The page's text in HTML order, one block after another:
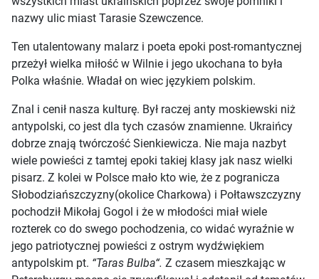
nazwy ulic miast Tarasie Szewczence.
Ten utalentowany malarz i poeta epoki post-romantycznej
przeżył wielka miłość w Wilnie i jego ukochana to była
Polka właśnie. Władał on wiec językiem polskim.
Znal i cenił nasza kulturę. Był raczej anty moskiewski niż
antypolski, co jest dla tych czasów znamienne. Ukraińcy
dobrze znają twórczość Sienkiewicza. Nie maja nazbyt
wiele powieści z tamtej epoki takiej klasy jak nasz wielki
pisarz. Z kolei w Polsce mało kto wie, że z pogranicza
Słobodziańszczyzny(okolice Charkowa) i Połtawszczyzny
pochodził Mikołaj Gogol i że w młodości miał wiele
rozterek co do swego pochodzenia, co widać wyraźnie w
jego patriotycznej powieści z ostrym wydźwiękiem
antypolskim pt. “Taras Bulba“. Z czasem mieszkając w